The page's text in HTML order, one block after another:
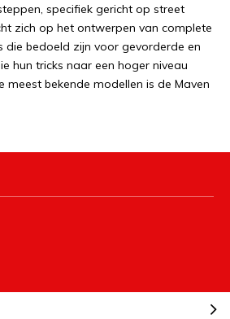
specifiek gericht op street
zich op het ontwerpen van complete
die bedoeld zijn voor gevorderde en
hun tricks naar een hoger niveau
meest bekende modellen is de Maven
de lucht in te gaan en
grind plate, gemaakt van
Hierdoor kun je bijna overal op
grinden. AO Scooters heeft zijn
meerdere professionele
evenementen over de hele
van rijders.